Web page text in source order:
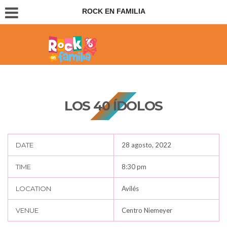
ROCK EN FAMILIA
Conciertos para padres e hijos
LOS 40 ÍDOLOS
DATE 28 agosto, 2022
TIME 8:30 pm
LOCATION Avilés
VENUE Centro Niemeyer